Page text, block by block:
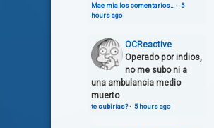
Mae mia los comentarios… · 5
hours ago
OCReactive
Operado por indios,
no me subo ni a
una ambulancia medio
muerto
te subirías?· 5 hours ago